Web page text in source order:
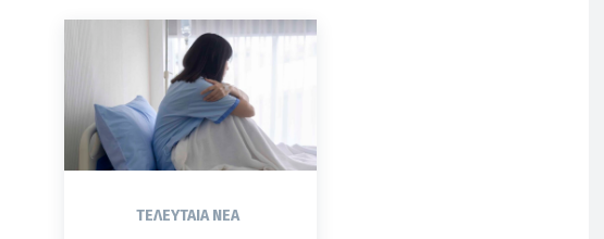
ΤΕΛΕΥΤΑΊΑ ΝΈΑ